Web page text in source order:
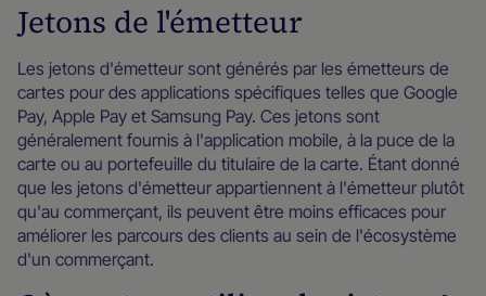
Jetons de l'émetteur
Les jetons d'émetteur sont générés par les émetteurs de
cartes pour des applications spécifiques telles que Google
Pay, Apple Pay et Samsung Pay. Ces jetons sont
généralement fournis à l'application mobile, à la puce de la
carte ou au portefeuille du titulaire de la carte. Étant donné
que les jetons d'émetteur appartiennent à l'émetteur plutôt
qu'au commerçant, ils peuvent être moins efficaces pour
améliorer les parcours des clients au sein de l'écosystème
d'un commerçant.